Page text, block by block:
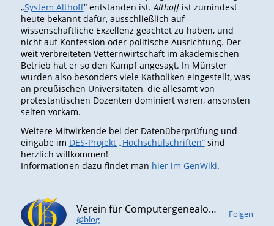
„System Althoff“ entstanden ist. Althoffist zumindest
heute bekannt dafür, ausschließlich auf
wissenschaftliche Exzellenz geachtet zu haben, und
nicht auf Konfession oder politische Ausrichtung. Der
weit verbreiteten Vetternwirtschaft im akademischen
Betrieb hat er so den Kampf angesagt. In Münster
wurden also besonders viele Katholiken eingestellt, was
an preußischen Universitäten, die allesamt von
protestantischen Dozenten dominiert waren, ansonsten
selten vorkam.
Weitere Mitwirkende bei der Datenüberprüfung und -
eingabe im DES-Projekt „Hochschulschriften“sind
herzlich willkommen!
Informationen dazu findet man hier im GenWiki.
Verein für Computergenealogie e.V. (CompGen)
@blog
Folgen